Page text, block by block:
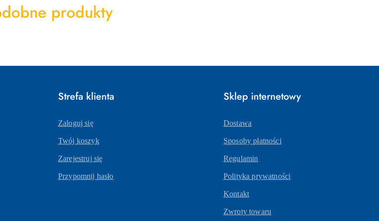
produkty
Strefa klienta
Zaloguj się
Twój koszyk
Zarejestruj się
Przypomnij hasło
Sklep internetowy
Dostawa
Sposoby płatności
Regulamin
Polityka prywatności
Kontakt
Zwroty towaru